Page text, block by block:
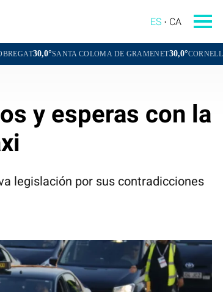
ES CA
COLOMA DE GRAMENET30,0°CORNELLÀ DE
y esperas con la
legislación por sus contradicciones